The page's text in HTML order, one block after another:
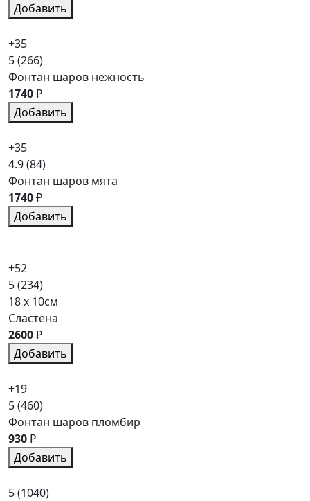
Добавить
+35
5(266)
Фонтан шаров нежность
1740₽
Добавить
+35
4.9(84)
Фонтан шаров мята
1740₽
Добавить
+52
5(234)
18 x 10см
Сластена
2600₽
Добавить
+19
5(460)
Фонтан шаров пломбир
930₽
Добавить
5(1040)